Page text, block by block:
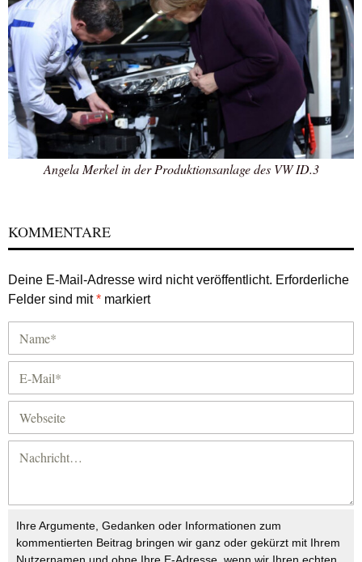
Angela Merkel in der Produktionsanlage des VW ID.3
KOMMENTARE
Deine E-Mail-Adresse wird nicht veröffentlicht. Erforderliche
Felder sind mit* markiert
Ihre Argumente, Gedanken oder Informationen zum
kommentierten Beitrag bringen wir ganz oder gekürzt mit Ihrem
Nutzernamen und ohne Ihre E-Adresse, wenn wir Ihren echten